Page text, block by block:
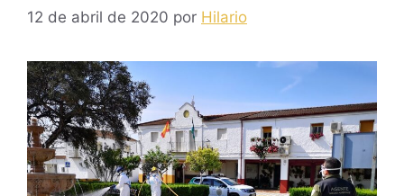
12 de abril de 2020 por Hilario